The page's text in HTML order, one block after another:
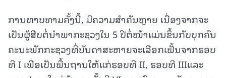
ການທາບທາມຄັ້ງນີ້, ມີຄວາມສໍາຄັນຫຼາຍ ເນື່ອງຈາກຈະ
ເປັນຜູ້ສືບຕໍ່ນໍາພາກະຊວງໃນ 5 ປີຕໍ່ໜ້າແມ່ນຂຶ້ນກັບບຸກຄົນ
ຄະນະພັກກະຊວງທີ່ບັນດາສະຫາຍຈະເລືອກເຟັ້ນຈາກຮອບ
ທີ I ເພື່ອເປັນພື້ນຖານໃຫ້ແກ່ຮອບທີ II, ຮອບທີ IIIແລະ